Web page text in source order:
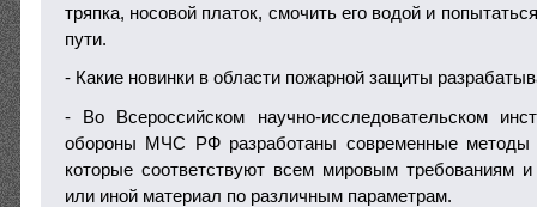
тряпка, носовой платок, смочить его водой и
пути.
- Какие новинки в области пожарной защиты
- Во Всероссийском научно-исследовательском
обороны МЧС РФ разработаны современные методы
которые соответствуют всем мировым требованиям
или иной материал по различным параметрам.